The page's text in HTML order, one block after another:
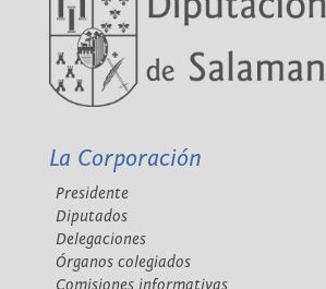
La Corporación
Presidente
Diputados
Delegaciones
Órganos colegiados
Comisiones informativas